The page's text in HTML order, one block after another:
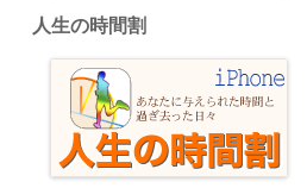
人生の時間割